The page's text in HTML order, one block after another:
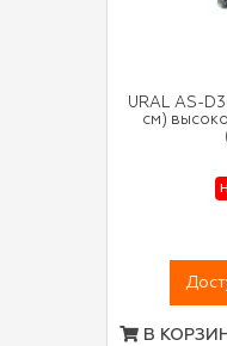
URAL AS-D30 ARMADA NEO 2,36"(6
см)
В